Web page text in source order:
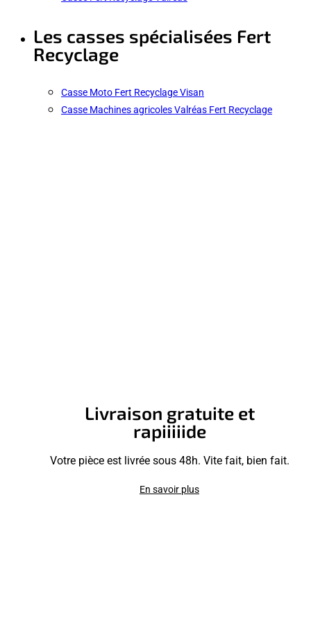
Les casses spécialisées Fert
Recyclage
Casse Moto Fert Recyclage Visan
Casse Machines agricoles Valréas Fert Recyclage
Livraison gratuite et
rapiiiiide
Votre pièce est livrée sous 48h. Vite fait, bien fait.
En savoir plus